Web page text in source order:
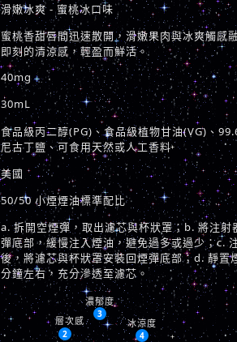
滑嫩冰爽 - 蜜桃冰口味
蜜桃香甜唇間迅速散開，滑嫩果肉與冰爽觸感
即刻的清涼感，輕盈而鮮活。
40mg
30mL
食品級丙二醇(PG)、食品級植物甘油(VG)、
尼古丁鹽、可食用天然或人工香料
美國
50/50 小煙煙油標準配比
a. 拆開空煙彈，取出濾芯與杯狀罩；b. 將注射
彈底部，緩慢注入煙油，避免過多或過少；c.
後，將濾芯與杯狀罩安裝回煙彈底部；d. 靜置
分鐘左右，充分滲透至濾芯。
3
4
2
濃郁度
冰涼度
層次感